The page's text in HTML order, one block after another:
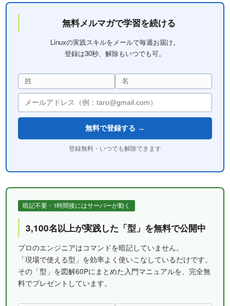
無料メルマガで学習を続ける
Linuxの実践スキルをメールで毎週お届け。
登録は30秒、解除もいつでも可。
無料で登録する →
登録無料・いつでも解除できます
暗記不要・1時間後にはサーバーが動く
3,100名以上が実践した「型」を無料で公開中
プロのエンジニアはコマンドを暗記していません。
「現場で使える型」を効率よく使いこなしているだけです。
その「型」を図解60Pにまとめた入門マニュアルを、完全無
料でプレゼントしています。